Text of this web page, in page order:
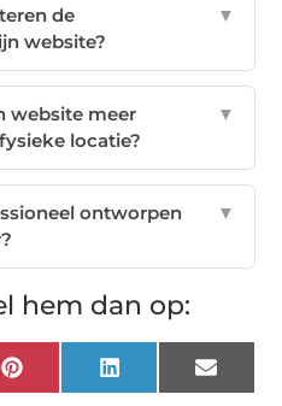
de
website?
▼
website meer
locatie?
▼
ontworpen
▼
hem dan op:
Pinterest LinkedIn Email